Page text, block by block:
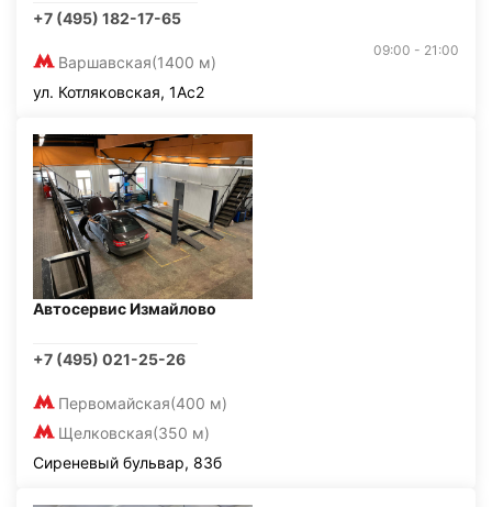
+7 (495) 182-17-65
Варшавская(1400 м)
09:00 - 21:00
ул. Котляковская, 1Ас2
Автосервис Измайлово
+7 (495) 021-25-26
Первомайская(400 м)
Щелковская(350 м)
Сиреневый бульвар, 83б